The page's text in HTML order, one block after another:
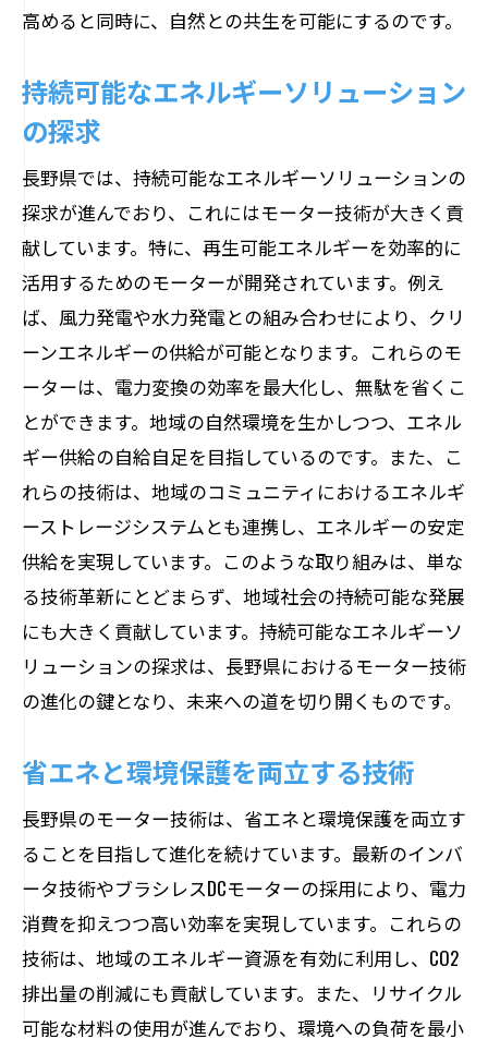
高めると同時に、自然との共生を可能にするのです。
持続可能なエネルギーソリューション
の探求
長野県では、持続可能なエネルギーソリューションの
探求が進んでおり、これにはモーター技術が大きく貢
献しています。特に、再生可能エネルギーを効率的に
活用するためのモーターが開発されています。例え
ば、風力発電や水力発電との組み合わせにより、クリ
ーンエネルギーの供給が可能となります。これらのモ
ーターは、電力変換の効率を最大化し、無駄を省くこ
とができます。地域の自然環境を生かしつつ、エネル
ギー供給の自給自足を目指しているのです。また、こ
れらの技術は、地域のコミュニティにおけるエネルギ
ーストレージシステムとも連携し、エネルギーの安定
供給を実現しています。このような取り組みは、単な
る技術革新にとどまらず、地域社会の持続可能な発展
にも大きく貢献しています。持続可能なエネルギーソ
リューションの探求は、長野県におけるモーター技術
の進化の鍵となり、未来への道を切り開くものです。
省エネと環境保護を両立する技術
長野県のモーター技術は、省エネと環境保護を両立す
ることを目指して進化を続けています。最新のインバ
ータ技術やブラシレスDCモーターの採用により、電力
消費を抑えつつ高い効率を実現しています。これらの
技術は、地域のエネルギー資源を有効に利用し、CO2
排出量の削減にも貢献しています。また、リサイクル
可能な材料の使用が進んでおり、環境への負荷を最小